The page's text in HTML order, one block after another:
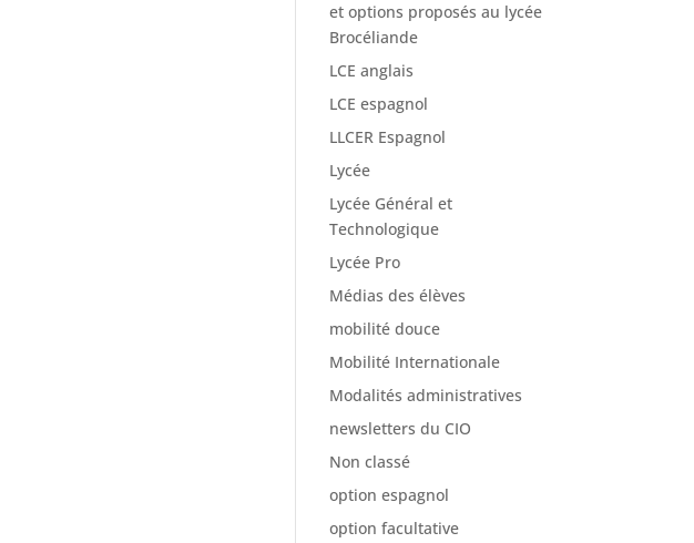
et options proposés au lycée
Brocéliande
LCE anglais
LCE espagnol
LLCER Espagnol
Lycée
Lycée Général et
Technologique
Lycée Pro
Médias des élèves
mobilité douce
Mobilité Internationale
Modalités administratives
newsletters du CIO
Non classé
option espagnol
option facultative